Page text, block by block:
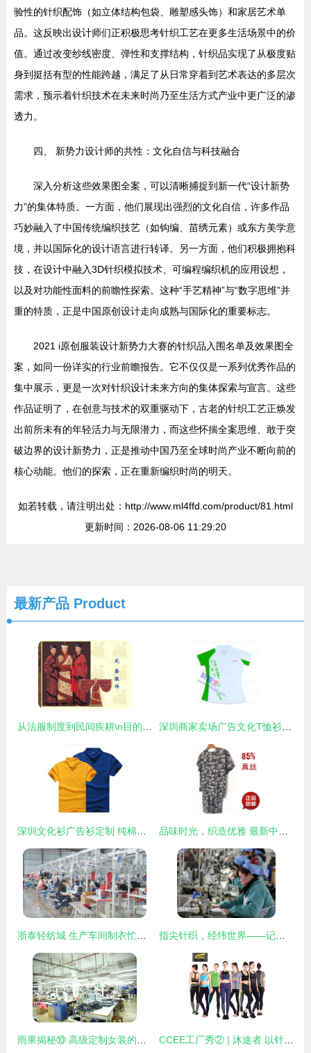
验性的针织配饰（如立体结构包袋、雕塑感头饰）和家居艺术单
品。这反映出设计师们正积极思考针织工艺在更多生活场景中的价
值。通过改变纱线密度、弹性和支撑结构，针织品实现了从极度贴
身到挺括有型的性能跨越，满足了从日常穿着到艺术表达的多层次
需求，预示着针织技术在未来时尚乃至生活方式产业中更广泛的渗
透力。
四、 新势力设计师的共性：文化自信与科技融合
深入分析这些效果图全案，可以清晰捕捉到新一代“设计新势
力”的集体特质。一方面，他们展现出强烈的文化自信，许多作品
巧妙融入了中国传统编织技艺（如钩编、苗绣元素）或东方美学意
境，并以国际化的设计语言进行转译。另一方面，他们积极拥抱科
技，在设计中融入3D针织模拟技术、可编程编织机的应用设想，
以及对功能性面料的前瞻性探索。这种“手艺精神”与“数字思维”并
重的特质，正是中国原创设计走向成熟与国际化的重要标志。
2021 i原创服装设计新势力大赛的针织品入围名单及效果图全
案，如同一份详实的行业前瞻报告。它不仅仅是一系列优秀作品的
集中展示，更是一次对针织设计未来方向的集体探索与宣言。这些
作品证明了，在创意与技术的双重驱动下，古老的针织工艺正焕发
出前所未有的年轻活力与无限潜力，而这些怀揣全案思维、敢于突
破边界的设计新势力，正是推动中国乃至全球时尚产业不断向前的
核心动能。他们的探索，正在重新编织时尚的明天。
如若转载，请注明出处：http://www.ml4ffd.com/product/81.html
更新时间：2026-08-06 11:29:20
最新产品 Product